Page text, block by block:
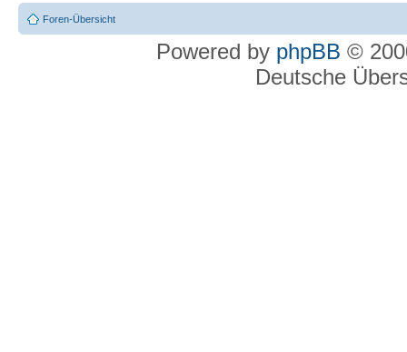
Foren-Übersicht
Powered by phpBB ©
Deutsche